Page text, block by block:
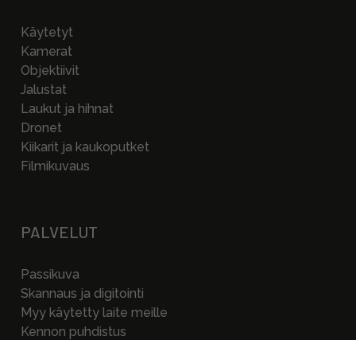
Käytetyt
Kamerat
Objektiivit
Jalustat
Laukut ja hihnat
Dronet
Kiikarit ja kaukoputket
Filmikuvaus
PALVELUT
Passikuva
Skannaus ja digitointi
Myy käytetty laite meille
Kennon puhdistus